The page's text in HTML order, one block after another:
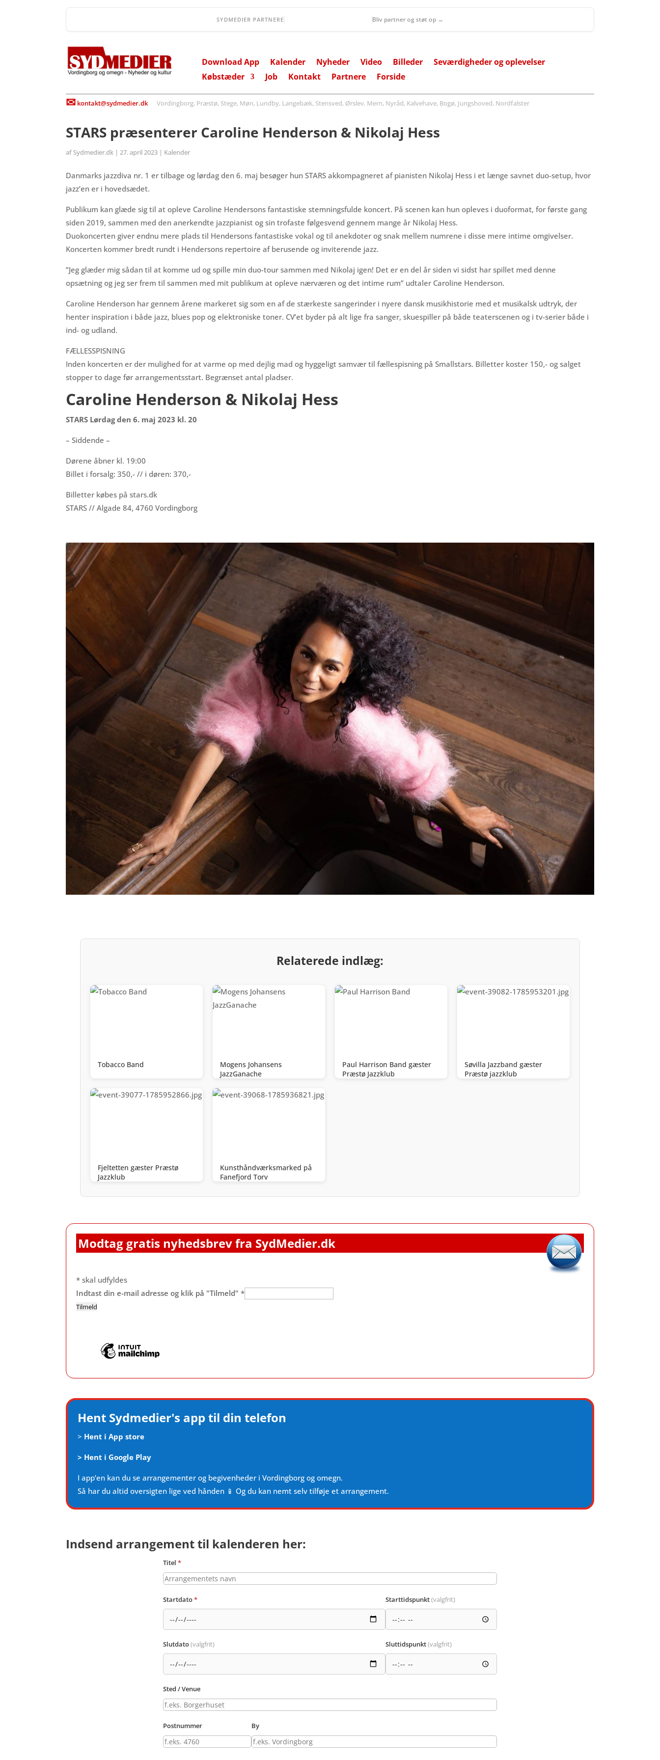
SYDMEDIER PARTNERE Bliv partner og støt op →
Download App Kalender Nyheder Video Billeder
Seværdigheder og oplevelser
Købstæder
Job Kontakt Partnere Forside
✉ kontakt@sydmedier.dkVordingborg, Præstø, Stege, Møn, Lundby, Langebæk, Stensved, Ørslev, Mern, Nyråd, Kalvehave, Bogø, Jungshoved, Nordfalster
STARS præsenterer Caroline Henderson & Nikolaj Hess
af Sydmedier.dk |27. april 2023 | Kalender
Danmarks jazzdiva nr. 1 er tilbage og lørdag den 6. maj besøger hun STARS akkompagneret af pianisten Nikolaj Hess i et længe savnet duo-setup, hvor
jazz’en er i hovedsædet.
Publikum kan glæde sig til at opleve Caroline Hendersons fantastiske stemningsfulde koncert. På scenen kan hun opleves i duoformat, for første gang
siden 2019, sammen med den anerkendte jazzpianist og sin trofaste følgesvend gennem mange år Nikolaj Hess.
Duokoncerten giver endnu mere plads til Hendersons fantastiske vokal og til anekdoter og snak mellem numrene i disse mere intime omgivelser.
Koncerten kommer bredt rundt i Hendersons repertoire af berusende og inviterende jazz.
”Jeg glæder mig sådan til at komme ud og spille min duo-tour sammen med Nikolaj igen! Det er en del år siden vi sidst har spillet med denne
opsætning og jeg ser frem til sammen med mit publikum at opleve nærværen og det intime rum” udtaler Caroline Henderson.
Caroline Henderson har gennem årene markeret sig som en af de stærkeste sangerinder i nyere dansk musikhistorie med et musikalsk udtryk, der
henter inspiration i både jazz, blues pop og elektroniske toner. CV’et byder på alt lige fra sanger, skuespiller på både teaterscenen og i tv-serier både i
ind- og udland.
FÆLLESSPISNING
Inden koncerten er der mulighed for at varme op med dejlig mad og hyggeligt samvær til fællespisning på Smallstars. Billetter koster 150,- og salget
stopper to dage før arrangementsstart. Begrænset antal pladser.
Caroline Henderson & Nikolaj Hess
STARS Lørdag den 6. maj 2023 kl. 20
– Siddende –
Dørene åbner kl. 19:00
Billet i forsalg: 350,- // i døren: 370,-
Billetter købes på stars.dk
STARS // Algade 84, 4760 Vordingborg
Relaterede indlæg:
Tobacco Band
Mogens Johansens
JazzGanache
Paul Harrison Band gæster
Præstø Jazzklub
Søvilla Jazzband gæster
Præstø jazzklub
Fjeltetten gæster Præstø
Jazzklub
Kunsthåndværksmarked på
Fanefjord Torv
Modtag gratis nyhedsbrev fra SydMedier.dk
* skal udfyldes
Indtast din e-mail adresse og klik på "Tilmeld" *
Hent Sydmedier's app til din telefon
> Hent i App store
> Hent i Google Play
I app’en kan du se arrangementer og begivenheder i Vordingborg og omegn.
Så har du altid oversigten lige ved hånden 📱 Og du kan nemt selv tilføje et arrangement.
Indsend arrangement til kalenderen her:
Titel *
Startdato* Starttidspunkt(valgfrit)
Slutdato(valgfrit) Sluttidspunkt(valgfrit)
Sted / Venue
Postnummer By